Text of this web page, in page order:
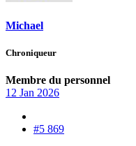
Michael
Chroniqueur
Membre du personnel
12 Jan 2026
#5 869